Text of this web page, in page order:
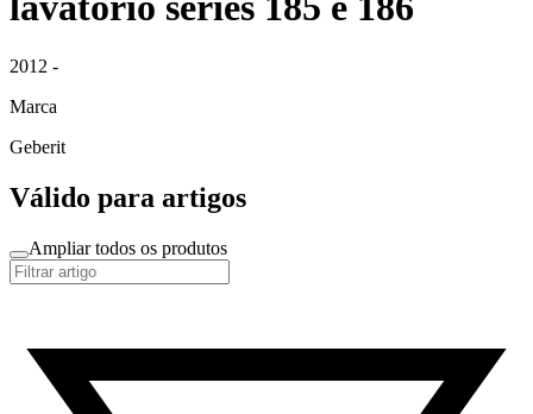
2012 -
Marca
Geberit
Válido para artigos
Ampliar todos os produtos